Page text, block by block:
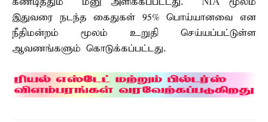
இதுவரை நடந்த கைதுகள் 95% பொய்யானவை என
நீதிமன்றம் மூலம் உறுதி செய்யப்பட்டுள்ள
ஆவணங்களும் கொடுக்கப்பட்டது.